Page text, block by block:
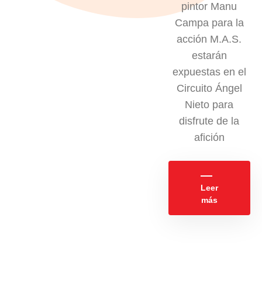
pintor Manu
Campa para la
acción M.A.S.
estarán
expuestas en el
Circuito Ángel
Nieto para
disfrute de la
afición
Leer
más